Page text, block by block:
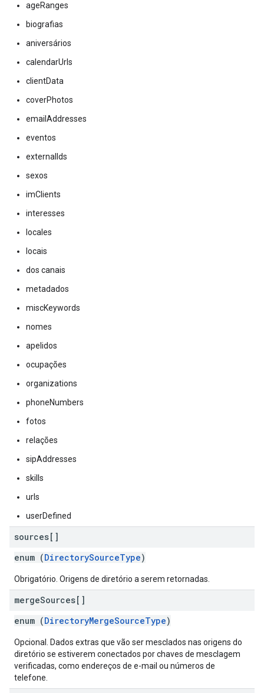
ageRanges
biografias
aniversários
calendarUrls
clientData
coverPhotos
emailAddresses
eventos
externalIds
sexos
imClients
interesses
locales
locais
dos canais
metadados
miscKeywords
nomes
apelidos
ocupações
organizations
phoneNumbers
fotos
relações
sipAddresses
skills
urls
userDefined
sources[]
enum (DirectorySourceType)
Obrigatório. Origens de diretório a serem retornadas.
mergeSources[]
enum (DirectoryMergeSourceType)
Opcional. Dados extras que vão ser mesclados nas origens do
diretório se estiverem conectados por chaves de mesclagem
verificadas, como endereços de e-mail ou números de
telefone.